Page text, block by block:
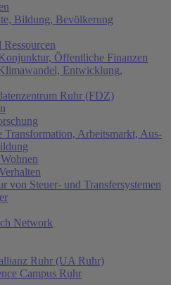
Bildung, Bevölkerung
Öffentliche Finanzen
Entwicklung,
Ruhr (FDZ)
Transformation, Arbeitsmarkt, Aus-
von Steuer- und Transfersystemen
Network
Ruhr (UA Ruhr)
Campus Ruhr